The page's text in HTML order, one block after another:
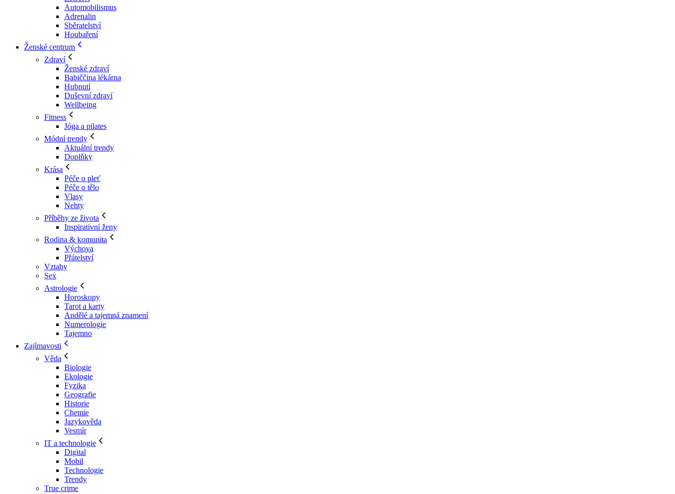
Automobilismus
Adrenalin
Sběratelství
Houbaření
Ženské centrum
Zdraví
Ženské zdraví
Babiččina lékárna
Hubnutí
Duševní zdraví
Wellbeing
Fitness
Jóga a pilates
Módní trendy
Aktuální trendy
Doplňky
Krása
Péče o pleť
Péče o tělo
Vlasy
Nehty
Příběhy ze života
Inspirativní ženy
Rodina & komunita
Výchova
Přátelství
Vztahy
Sex
Astrologie
Horoskopy
Tarot a karty
Andělé a tajemná znamení
Numerologie
Tajemno
Zajímavosti
Věda
Biologie
Ekologie
Fyzika
Geografie
Historie
Chemie
Jazykověda
Vesmír
IT a technologie
Digital
Mobil
Technologie
Trendy
True crime